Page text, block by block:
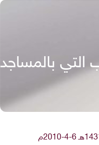
التي بالمساجد